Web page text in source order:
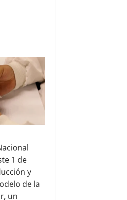
1 de
y
de la
un